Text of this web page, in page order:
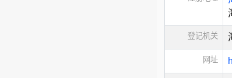
登记机关
网址